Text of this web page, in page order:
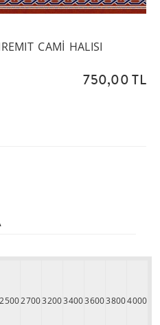
CAMI HALISI
750,00 TL
2500270032003400360038004000